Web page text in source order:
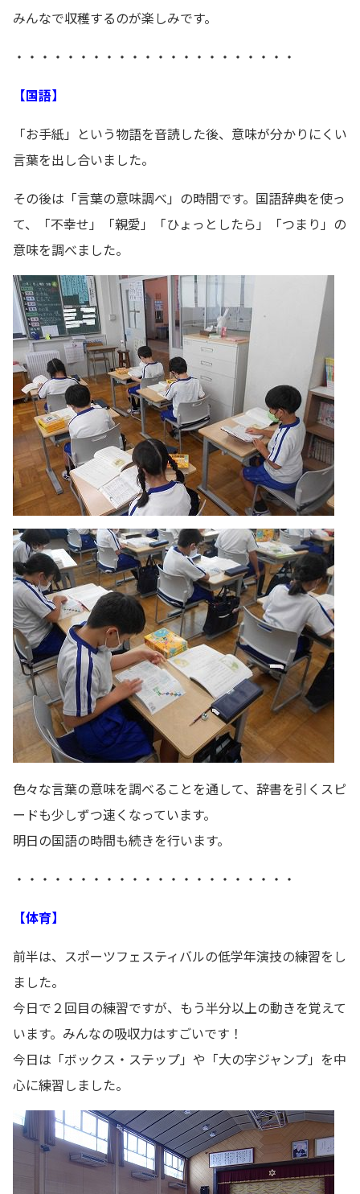
みんなで収穫するのが楽しみです。
・・・・・・・・・・・・・・・・・・・・・・
【国語】
「お手紙」という物語を音読した後、意味が分かりにくい
言葉を出し合いました。
その後は「言葉の意味調べ」の時間です。国語辞典を使っ
て、「不幸せ」「親愛」「ひょっとしたら」「つまり」の
意味を調べました。
色々な言葉の意味を調べることを通して、辞書を引くスピ
ードも少しずつ速くなっています。
明日の国語の時間も続きを行います。
・・・・・・・・・・・・・・・・・・・・・・
【体育】
前半は、スポーツフェスティバルの低学年演技の練習をし
ました。
今日で２回目の練習ですが、もう半分以上の動きを覚えて
います。みんなの吸収力はすごいです！
今日は「ボックス・ステップ」や「大の字ジャンプ」を中
心に練習しました。